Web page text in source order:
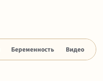
Беременность Видео